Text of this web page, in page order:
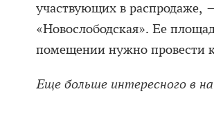
участвующих в распродаже,
«Новослободская». Ее
помещении нужно провести
Еще больше интересного в